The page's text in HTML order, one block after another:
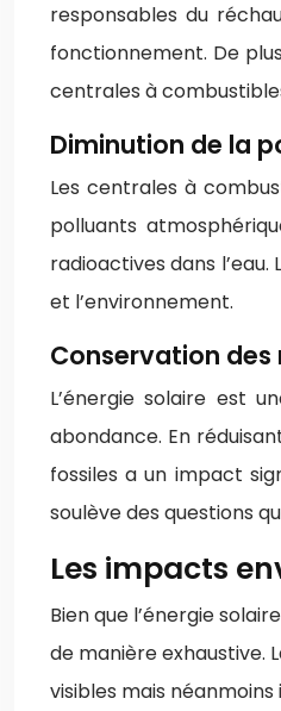
responsables du
fonctionnement. De
centrales à
Diminution de la
Les centrales à
polluants
radioactives dans
et l’environnement.
Conservation des
L’énergie solaire est
abondance. En
fossiles a un impact
soulève des questions
Les impacts
Bien que l’énergie
de manière exhaustive.
visibles mais